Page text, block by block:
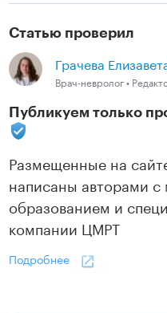
Статью проверил
Грачева
Врач-невролог •
Публикуем только
Размещенные на
написаны авторами
образованием и
компании ЦМРТ
Подробнее